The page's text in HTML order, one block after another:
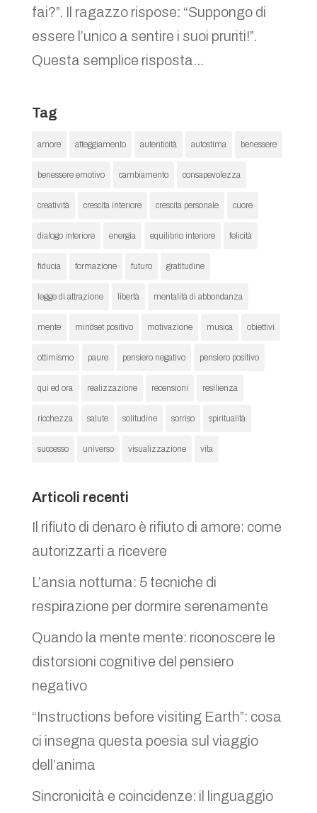
fai?”. Il ragazzo rispose: “Suppongo di
essere l’unico a sentire i suoi pruriti!”.
Questa semplice risposta...
Tag
amore atteggiamento autenticità autostima benessere
benessere emotivo cambiamento consapevolezza
creatività crescita interiore crescita personale cuore
dialogo interiore energia equilibrio interiore felicità
fiducia formazione futuro gratitudine
legge di attrazione libertà mentalità di abbondanza
mente mindset positivo motivazione musica obiettivi
ottimismo paure pensiero negativo pensiero positivo
qui ed ora realizzazione recensioni resilienza
ricchezza salute solitudine sorriso spiritualità
successo universo visualizzazione vita
Articoli recenti
Il rifiuto di denaro è rifiuto di amore: come
autorizzarti a ricevere
L’ansia notturna: 5 tecniche di
respirazione per dormire serenamente
Quando la mente mente: riconoscere le
distorsioni cognitive del pensiero
negativo
“Instructions before visiting Earth”: cosa
ci insegna questa poesia sul viaggio
dell’anima
Sincronicità e coincidenze: il linguaggio